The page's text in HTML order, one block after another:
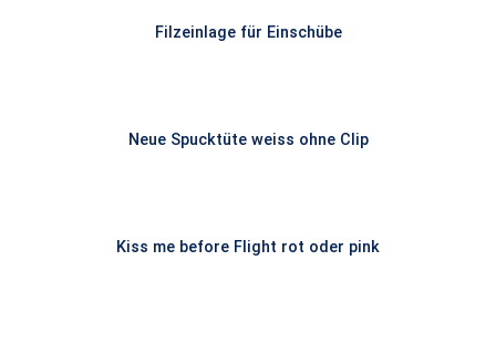
Filzeinlage für Einschübe
Neue Spucktüte weiss ohne Clip
Kiss me before Flight rot oder pink